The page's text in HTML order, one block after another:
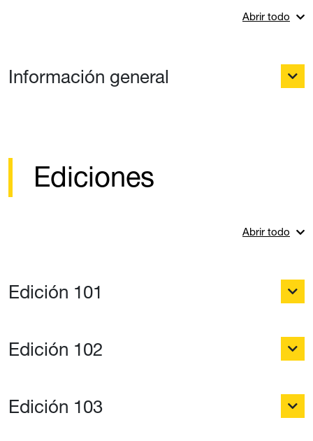
Abrir todo
Información general
Ediciones
Abrir todo
Edición 101
Edición 102
Edición 103